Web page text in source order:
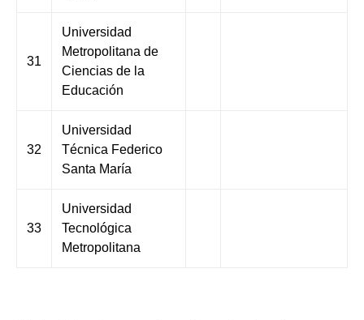
31
Universidad
Metropolitana de
Ciencias de la
Educación
32
Universidad
Técnica Federico
Santa María
33
Universidad
Tecnológica
Metropolitana